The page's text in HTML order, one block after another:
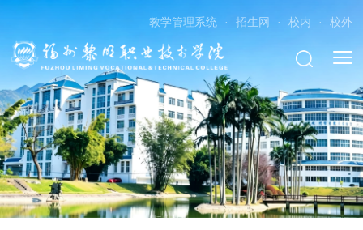
教学管理系统 · 招生网 · 校内 · 校外